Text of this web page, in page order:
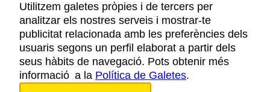
AVÍS LEGAL
POLÍTICA DE PRIVACITAT
COOKIES
ACCESSIBILITAT
Utilitzem galetes pròpies i de tercers per
analitzar els nostres serveis i mostrar-te
publicitat relacionada amb les preferències dels
usuaris segons un perfil elaborat a partir dels
seus hàbits de navegació. Pots obtenir més
informació a la Política de Galetes.